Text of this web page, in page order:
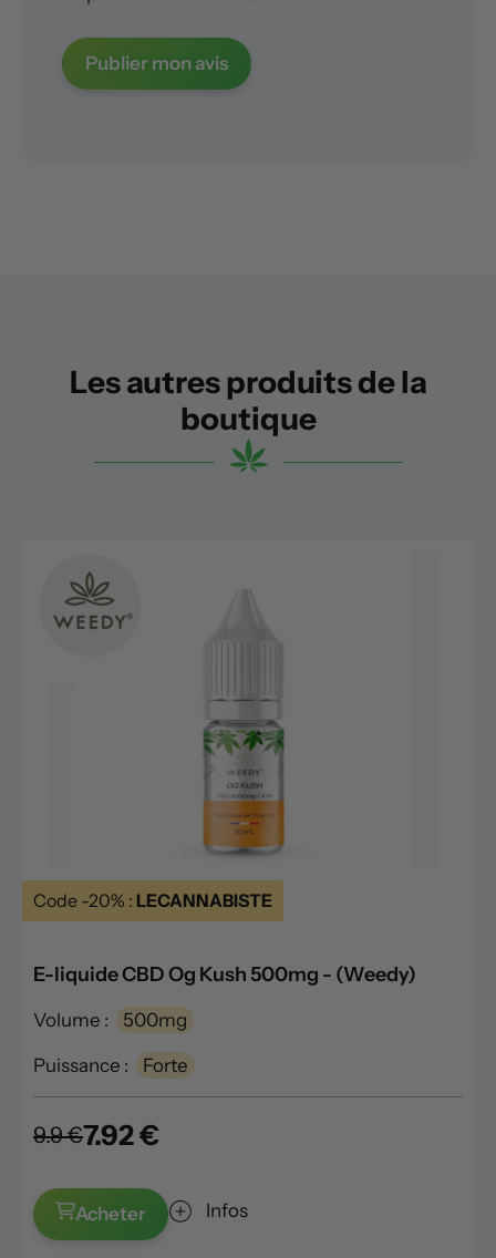
Les autres produits de la
boutique
Code -20% : LECANNABISTE
E-liquide CBD Og Kush 500mg - (Weedy)
Volume : 500mg
Puissance : Forte
9.9 €7.92 €
Acheter Infos